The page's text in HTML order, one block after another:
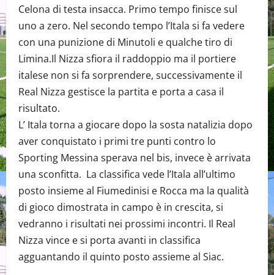
Celona di testa insacca. Primo tempo finisce sul
uno a zero. Nel secondo tempo l’Itala si fa vedere
con una punizione di Minutoli e qualche tiro di
Limina.Il Nizza sfiora il raddoppio ma il portiere
italese non si fa sorprendere, successivamente il
Real Nizza gestisce la partita e porta a casa il
risultato.
L’ Itala torna a giocare dopo la sosta natalizia dopo
aver conquistato i primi tre punti contro lo
Sporting Messina sperava nel bis, invece è arrivata
una sconfitta. La classifica vede l’Itala all’ultimo
posto insieme al Fiumedinisi e Rocca ma la qualità
di gioco dimostrata in campo è in crescita, si
vedranno i risultati nei prossimi incontri. Il Real
Nizza vince e si porta avanti in classifica
agguantando il quinto posto assieme al Siac.